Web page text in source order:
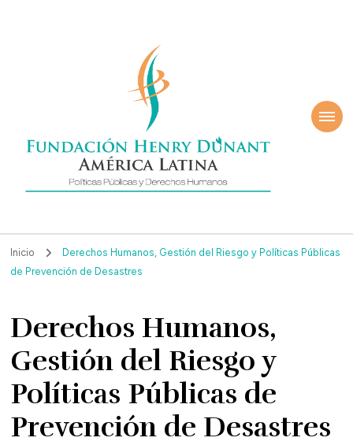
Henry
América Latina
Inicio
Derechos Humanos, Gestión del Riesgo y Políticas Públicas
de Prevención de Desastres
Derechos Humanos,
Gestión del Riesgo y
Políticas Públicas de
Prevención de Desastres